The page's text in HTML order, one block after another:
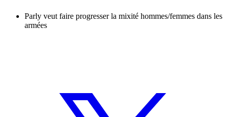
Parly veut faire progresser la mixité hommes/femmes dans les
armées